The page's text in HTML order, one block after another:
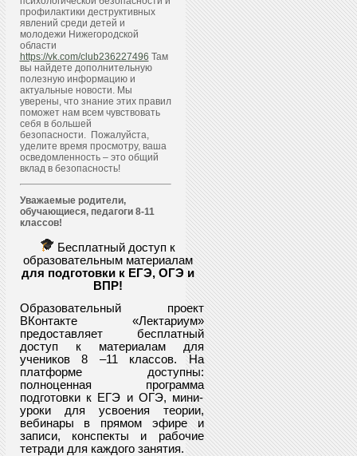
профилактики деструктивных
явлений среди детей и
молодежи Нижегородской
области
https://vk.com/club236227496 Там
вы найдете дополнительную
полезную информацию и
актуальные новости. Мы
уверены, что знание этих правил
поможет нам всем чувствовать
себя в большей
безопасности. Пожалуйста,
уделите время просмотру, ваша
осведомленность – это общий
вклад в безопасность!
Уважаемые родители,
обучающиеся, педагоги 8-11
классов!
Бесплатный доступ к
образовательным материалам
для подготовки к ЕГЭ, ОГЭ и
ВПР!
Образовательный проект
ВКонтакте «Лектариум»
предоставляетбесплатный
доступ к материалам для
учеников 8 –11 классов. На
платформе доступны:
полноценная программа
подготовки к ЕГЭ и ОГЭ, мини-
уроки для усвоения теории,
вебинары в прямом эфире и
записи, конспекты и рабочие
тетради для каждого занятия.